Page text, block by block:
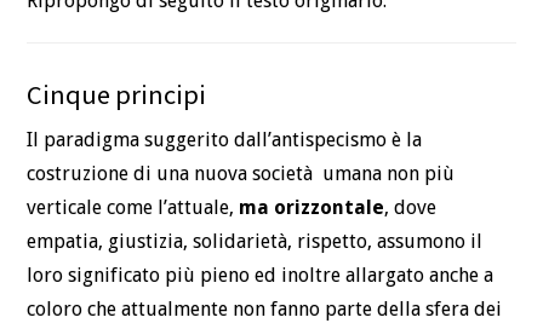
Cinque principi
Il paradigma suggerito dall’antispecismo è la
costruzione di una nuova società umana non più
verticale come l’attuale, ma orizzontale, dove
empatia, giustizia, solidarietà, rispetto, assumono il
loro significato più pieno ed inoltre allargato anche a
coloro che attualmente non fanno parte della sfera dei